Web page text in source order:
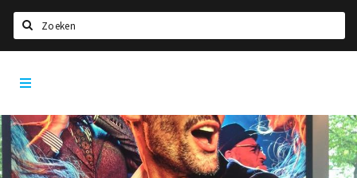
Home
Agenda
Deals
Party pics